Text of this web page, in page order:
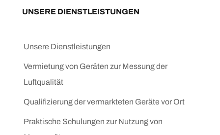
UNSERE DIENSTLEISTUNGEN
Unsere Dienstleistungen
Vermietung von Geräten zur Messung der
Luftqualität
Qualifizierung der vermarkteten Geräte vor Ort
Praktische Schulungen zur Nutzung von